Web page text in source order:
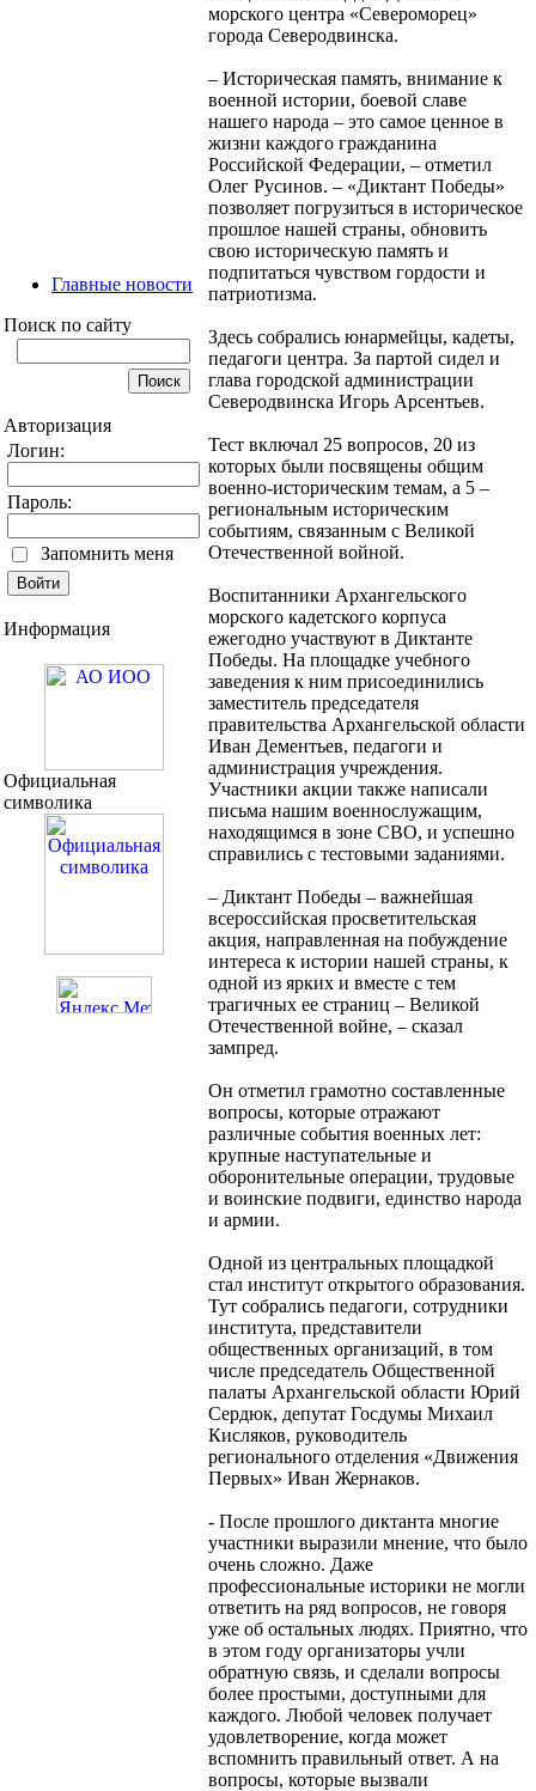
Главные новости
Поиск по сайту
Авторизация
Логин:
Пароль:
Запомнить меня
Информация
Официальная
символика
морского центра «Североморец»
города Северодвинска.
– Историческая память, внимание к
военной истории, боевой славе
нашего народа – это самое ценное в
жизни каждого гражданина
Российской Федерации, – отметил
Олег Русинов. – «Диктант Победы»
позволяет погрузиться в историческое
прошлое нашей страны, обновить
свою историческую память и
подпитаться чувством гордости и
патриотизма.
Здесь собрались юнармейцы, кадеты,
педагоги центра. За партой сидел и
глава городской администрации
Северодвинска Игорь Арсентьев.
Тест включал 25 вопросов, 20 из
которых были посвящены общим
военно-историческим темам, а 5 –
региональным историческим
событиям, связанным с Великой
Отечественной войной.
Воспитанники Архангельского
морского кадетского корпуса
ежегодно участвуют в Диктанте
Победы. На площадке учебного
заведения к ним присоединились
заместитель председателя
правительства Архангельской области
Иван Дементьев, педагоги и
администрация учреждения.
Участники акции также написали
письма нашим военнослужащим,
находящимся в зоне СВО, и успешно
справились с тестовыми заданиями.
– Диктант Победы – важнейшая
всероссийская просветительская
акция, направленная на побуждение
интереса к истории нашей страны, к
одной из ярких и вместе с тем
трагичных ее страниц – Великой
Отечественной войне, – сказал
зампред.
Он отметил грамотно составленные
вопросы, которые отражают
различные события военных лет:
крупные наступательные и
оборонительные операции, трудовые
и воинские подвиги, единство народа
и армии.
Одной из центральных площадкой
стал институт открытого образования.
Тут собрались педагоги, сотрудники
института, представители
общественных организаций, в том
числе председатель Общественной
палаты Архангельской области Юрий
Сердюк, депутат Госдумы Михаил
Кисляков, руководитель
регионального отделения «Движения
Первых» Иван Жернаков.
- После прошлого диктанта многие
участники выразили мнение, что было
очень сложно. Даже
профессиональные историки не могли
ответить на ряд вопросов, не говоря
уже об остальных людях. Приятно, что
в этом году организаторы учли
обратную связь, и сделали вопросы
более простыми, доступными для
каждого. Любой человек получает
удовлетворение, когда может
вспомнить правильный ответ. А на
вопросы, которые вызвали